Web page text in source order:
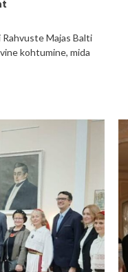
Majas Balti
kohtumine, mida